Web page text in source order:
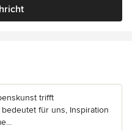
trifft
für uns, Inspiration